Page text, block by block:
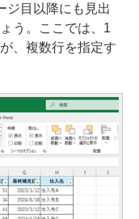
目以降にも見出
う。ここでは、1
、複数行を指定す